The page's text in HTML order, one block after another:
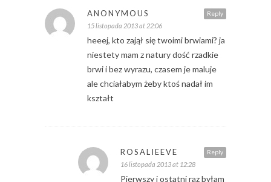
Reply
ANONYMOUS
15 listopada 2013 at 22:06
heeej, kto zajął się twoimi brwiami? ja
niestety mam z natury dość rzadkie
brwi i bez wyrazu, czasem je maluje
ale chciałabym żeby ktoś nadał im
kształt
Reply
ROSALIEEVE
16 listopada 2013 at 12:28
Pierwszy i ostatni raz byłam